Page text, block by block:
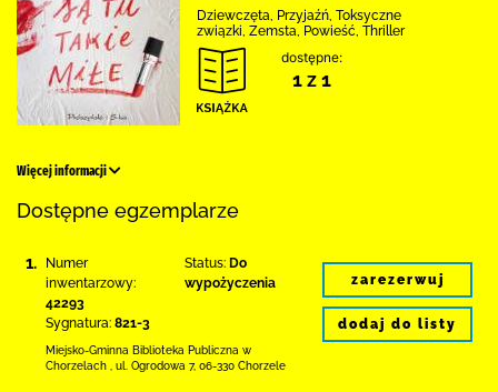
Dziewczęta, Przyjaźń, Toksyczne
związki, Zemsta, Powieść, Thriller
dostępne:
1 z 1
Więcej informacji
Dostępne egzemplarze
1.
Numer
inwentarzowy:
42293
Sygnatura: 821-3
Status: Do
wypożyczenia
Miejsko-Gminna Biblioteka Publiczna w
Chorzelach
ul. Ogrodowa 7, 06-330 Chorzele
zarezerwuj
dodaj do listy